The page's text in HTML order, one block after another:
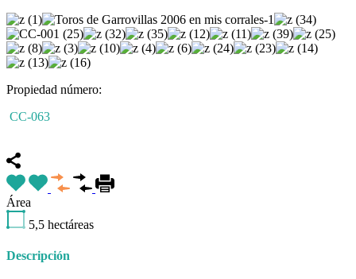
Propiedad número:
CC-063
Área
5,5 hectáreas
Descripción